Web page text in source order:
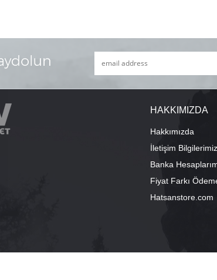
HAKKIMIZDA
Hakkımızda
İletişim Bilgilerimiz
Banka
Fiyat Farkı
Hatsanstore.com